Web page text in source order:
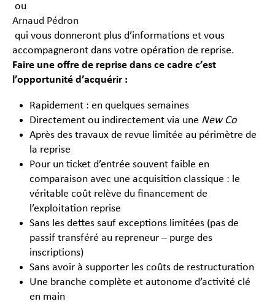
ou
Arnaud Pédron
qui vous donneront plus d’informations et vous
accompagneront dans votre opération de reprise.
Faire une offre de reprise dans ce cadre c’est
l’opportunité d’acquérir :
Rapidement : en quelques semaines
Directement ou indirectement via une New Co
Après des travaux de revue limitée au périmètre de
la reprise
Pour un ticket d’entrée souvent faible en
comparaison avec une acquisition classique : le
véritable coût relève du financement de
l’exploitation reprise
Sans les dettes sauf exceptions limitées (pas de
passif transféré au repreneur – purge des
inscriptions)
Sans avoir à supporter les coûts de restructuration
Une branche complète et autonome d’activité clé
en main